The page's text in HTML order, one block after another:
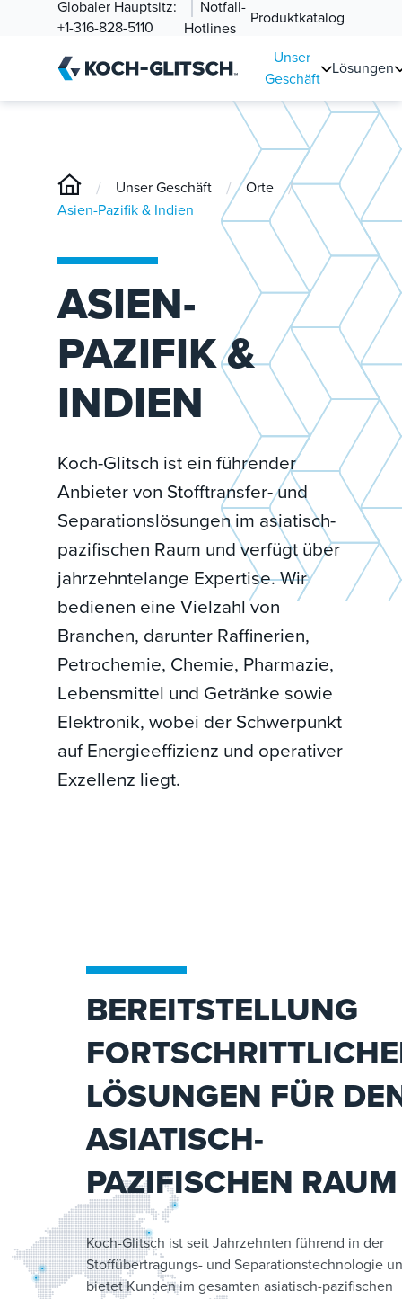
Globaler Hauptsitz:
+1-316-828-5110
Notfall-
Hotlines
Produktkatalog
Unser
Geschäft
Lösungen
/ Unser Geschäft / Orte /
Asien-Pazifik & Indien
ASIEN-
PAZIFIK &
INDIEN
Koch-Glitsch ist ein führender
Anbieter von Stofftransfer- und
Separationslösungen im asiatisch-
pazifischen Raum und verfügt über
jahrzehntelange Expertise. Wir
bedienen eine Vielzahl von
Branchen, darunter Raffinerien,
Petrochemie, Chemie, Pharmazie,
Lebensmittel und Getränke sowie
Elektronik, wobei der Schwerpunkt
auf Energieeffizienz und operativer
Exzellenz liegt.
BEREITSTELLUNG
LÖSUNGEN FÜR
ASIATISCH-
PAZIFISCHEN RAUM
Koch-Glitsch ist seit Jahrzehnten führend in der
Stoffübertragungs- und Separationstechnologie
bietet Kunden im gesamten asiatisch-pazifischen